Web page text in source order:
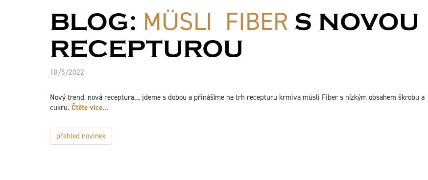
BLOG: MÜSLI FIBER S NOVOU
RECEPTUROU
18/5/2022
Nový trend, nová receptura... jdeme s dobou a přinášíme na trh recepturu krmiva müsli Fiber s nízkým obsahem škrobu a
cukru. Čtěte více...
přehled novinek